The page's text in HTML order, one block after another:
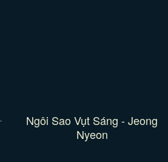
Ngôi Sao Vụt Sáng - Jeong
Nyeon